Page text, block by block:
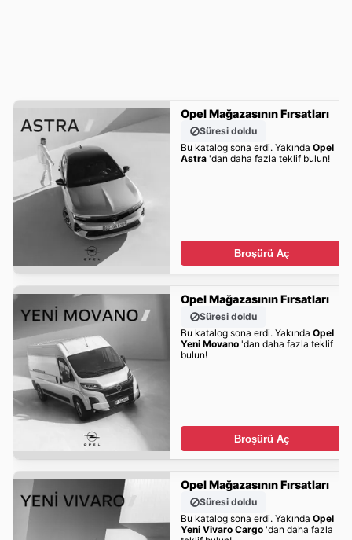
Opel Mağazasının Fırsatları
Süresi doldu
Bu katalog sona erdi. Yakında Opel
Astra'dan daha fazla teklif bulun!
Broşürü Aç
Opel Mağazasının Fırsatları
Süresi doldu
Bu katalog sona erdi. Yakında Opel
Yeni Movano'dan daha fazla teklif
bulun!
Broşürü Aç
Opel Mağazasının Fırsatları
Süresi doldu
Bu katalog sona erdi. Yakında Opel
Yeni Vivaro Cargo'dan daha fazla